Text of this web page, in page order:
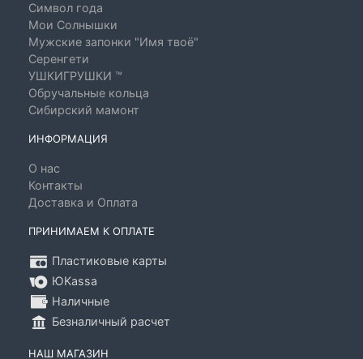
Символ года
Мои Солнышки
Мужские запонки "Имя твоё"
Серенгети
УШКИГРУШКИ ™
Обручальные кольца
Сибирский мамонт
ИНФОРМАЦИЯ
О нас
Контакты
Доставка и Оплата
ПРИНИМАЕМ К ОПЛАТЕ
Пластиковые карты
ЮKassa
Наличные
Безналичный расчет
НАШ МАГАЗИН